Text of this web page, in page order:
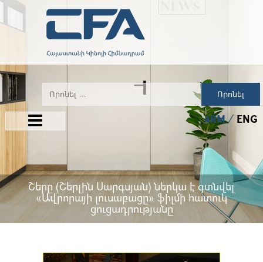
Որոնել
ARM ENG
Շերը (Շերլին Սարգսյան) ներկա է գտնվել
«Ավրորայի լուսաբացը» ֆիլմի հատուկ
ցուցադրությանը